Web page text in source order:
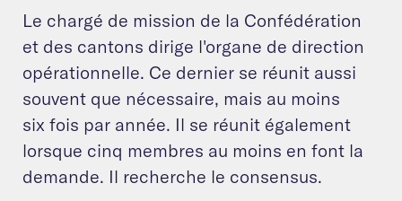
Le chargé de mission de la Confédération
et des cantons dirige l'organe de direction
opérationnelle. Ce dernier se réunit aussi
souvent que nécessaire, mais au moins
six fois par année. Il se réunit également
lorsque cinq membres au moins en font la
demande. Il recherche le consensus.